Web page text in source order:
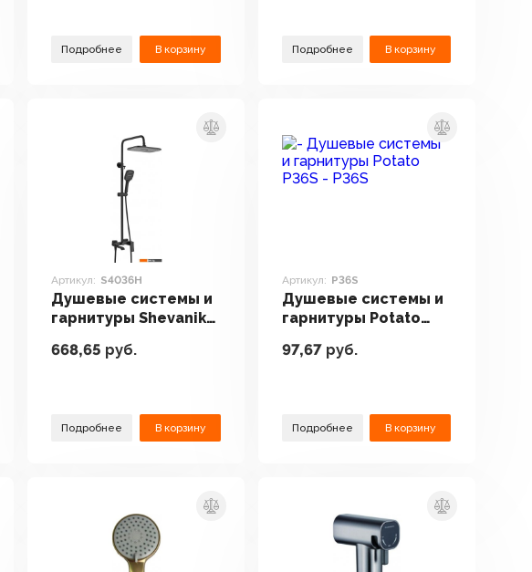
Подробнее В корзину Подробнее В корзину
Артикул: S4036H
Душевые системы и
гарнитуры Shevanik
668,65 руб.
Подробнее В корзину
Артикул: P36S
Душевые системы и
гарнитуры Potato
97,67 руб.
Подробнее В корзину